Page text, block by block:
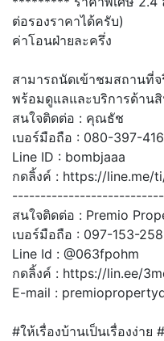
ต่อรองราคาได้ครับ)
ค่าโอนฝ่ายละครึ่ง
สามารถนัดเข้าชมสถานที่
พร้อมดูแลและบริการด้านสิ
สนใจติดต่อ : คุณธัช
เบอร์มือถือ : 080-397-
Line ID : bombjaaa
กดลิ้งค์ : https://line.me/
สนใจติดต่อ : Premio
เบอร์มือถือ : 097-153-
Line Id : @063fpohm
กดลิ้งค์ : https://lin.ee/
E-mail :
#ให้เรื่องบ้านเป็นเรื่องง่า